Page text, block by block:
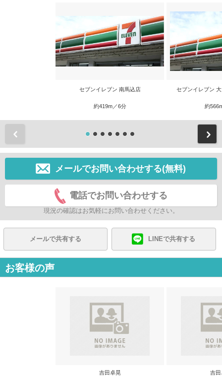
セブンイレブン 南馬込店
約419m／6分
セブンイレブン
約
メールでお問い合わせする(無料)
電話でお問い合わせする
現況の確認はお気軽にお問い合わせください。
メールで共有する LINEで共有する
お客様の声
吉田卓晃 吉田